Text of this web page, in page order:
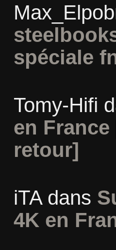
spéciale
Tomy-Hifi
en
retour]
iTAdans
4K en